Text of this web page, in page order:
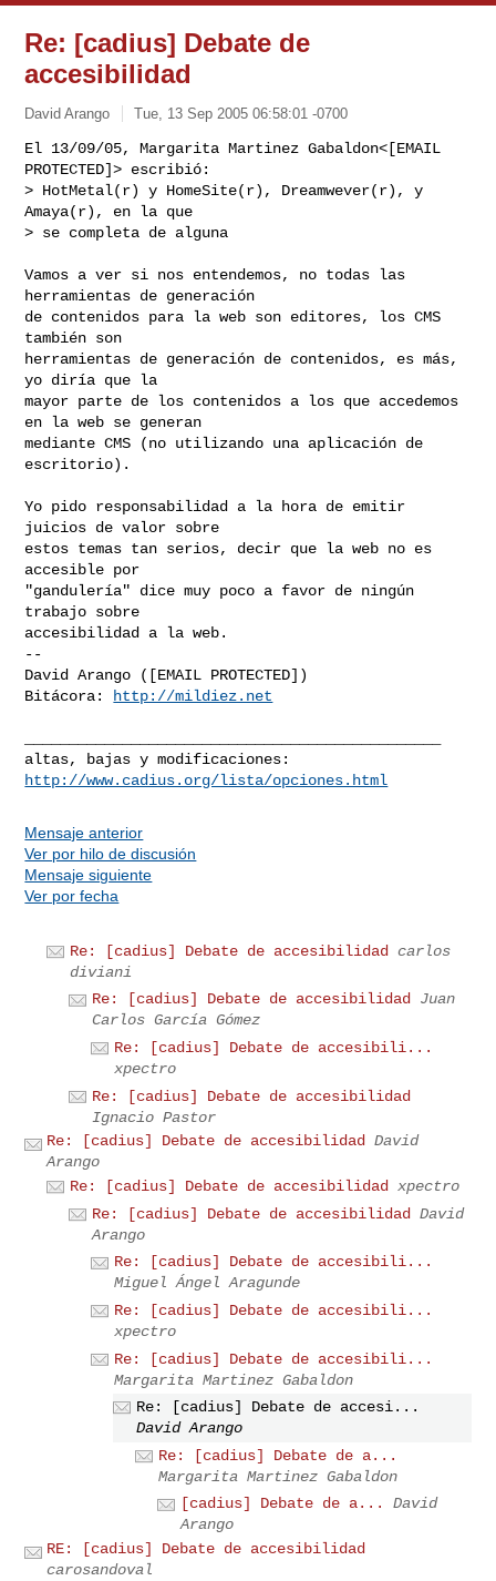
Re: [cadius] Debate de
accesibilidad
David Arango Tue, 13 Sep 2005 06:58:01 -0700
El 13/09/05, Margarita Martinez Gabaldon<[EMAIL
PROTECTED]> escribió:
> HotMetal(r) y HomeSite(r), Dreamwever(r), y
Amaya(r), en la que
> se completa de alguna
Vamos a ver si nos entendemos, no todas las
herramientas de generación
de contenidos para la web son editores, los CMS
también son
herramientas de generación de contenidos, es más,
yo diría que la
mayor parte de los contenidos a los que accedemos
en la web se generan
mediante CMS (no utilizando una aplicación de
escritorio).
Yo pido responsabilidad a la hora de emitir
juicios de valor sobre
estos temas tan serios, decir que la web no es
accesible por
"gandulería" dice muy poco a favor de ningún
trabajo sobre
accesibilidad a la web.
--
David Arango ([EMAIL PROTECTED])
Bitácora:
http://mildiez.net
http://www.cadius.org/lista/opciones.html
Mensaje anterior
Ver por hilo de discusión
Mensaje siguiente
Ver por fecha
Re: [cadius] Debate de accesibilidad
carlos
diviani
Re: [cadius] Debate de accesibilidad Juan
Carlos García Gómez
Re: [cadius] Debate de accesibili...
xpectro
Re: [cadius] Debate de accesibilidad
Ignacio Pastor
Re: [cadius] Debate de accesibilidad David
Arango
Re: [cadius] Debate de accesibilidad
xpectro
Re: [cadius] Debate de accesibilidad
David
Arango
Re: [cadius] Debate de accesibili...
Miguel Ángel Aragunde
Re: [cadius] Debate de accesibili...
xpectro
Re: [cadius] Debate de accesibili...
Margarita Martinez Gabaldon
Re: [cadius] Debate de accesi...
David Arango
Re: [cadius] Debate de a...
Margarita Martinez Gabaldon
[cadius] Debate de a...
David
Arango
RE: [cadius] Debate de accesibilidad
carosandoval